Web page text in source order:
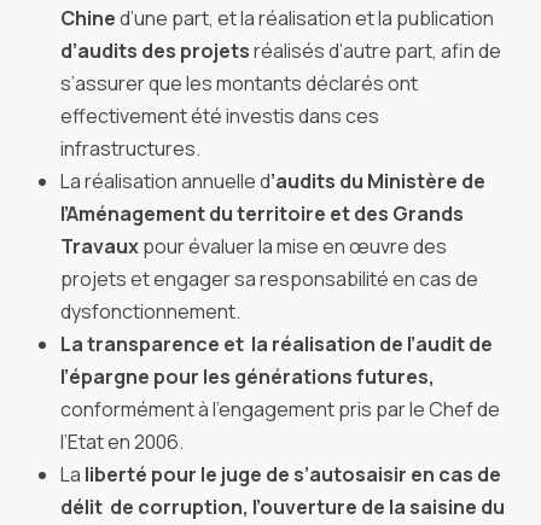
Chined’une part, et la réalisation et la publication
d’audits des projetsréalisés d’autre part, afin de
s’assurer que les montants déclarés ont
effectivement été investis dans ces
infrastructures.
La réalisation annuelle d’audits du Ministère de
l’Aménagement du territoire et des Grands
Travauxpour évaluer la mise en œuvre des
projets et engager sa responsabilité en cas de
dysfonctionnement.
La transparence et la réalisation de l’audit de
l’épargne pour les générations futures,
conformément à l’engagement pris par le Chef de
l’Etat en 2006.
La liberté pour le juge de s’autosaisir en cas de
délit de corruption, l’ouverture de la saisine du